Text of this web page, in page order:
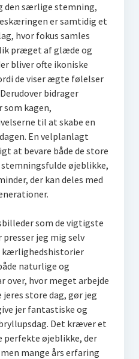
den særlige stemning,
er samtidig et
hvor fokus samles
præget af glæde og
bliver ofte ikoniske
de viser ægte følelser
bidrager
kagen,
til at skabe en
En velplanlagt
at bevare både de store
stemningsfulde øjeblikke,
der kan deles med
som de vigtigste
presser jeg mig selv
kærlighedshistorier
naturlige og
over, hvor meget arbejde
store dag, gør jeg
jer fantastiske og
Det kræver et
perfekte øjeblikke, der
mange års erfaring